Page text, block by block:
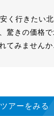
く行きたい
驚きの価格
てみませんか
ツアーをみる